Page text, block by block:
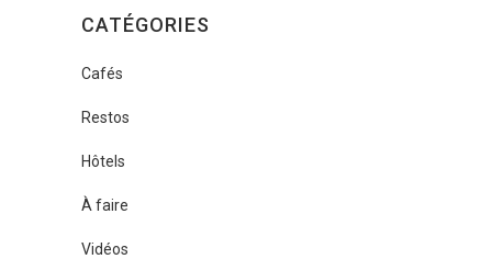
CATÉGORIES
Cafés
Restos
Hôtels
À faire
Vidéos